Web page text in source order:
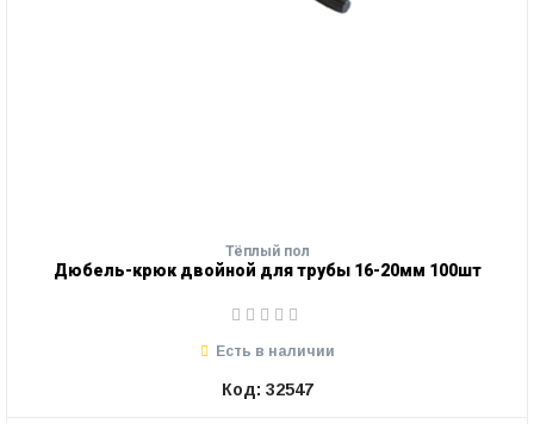
Тёплый пол
Дюбель-крюк двойной для трубы 16-20мм 100шт
Есть в наличии
Код: 32547